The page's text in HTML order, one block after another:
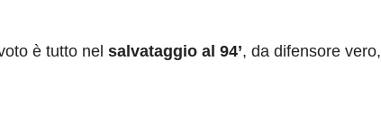
è tutto nel salvataggio al 94’, da difensore vero,